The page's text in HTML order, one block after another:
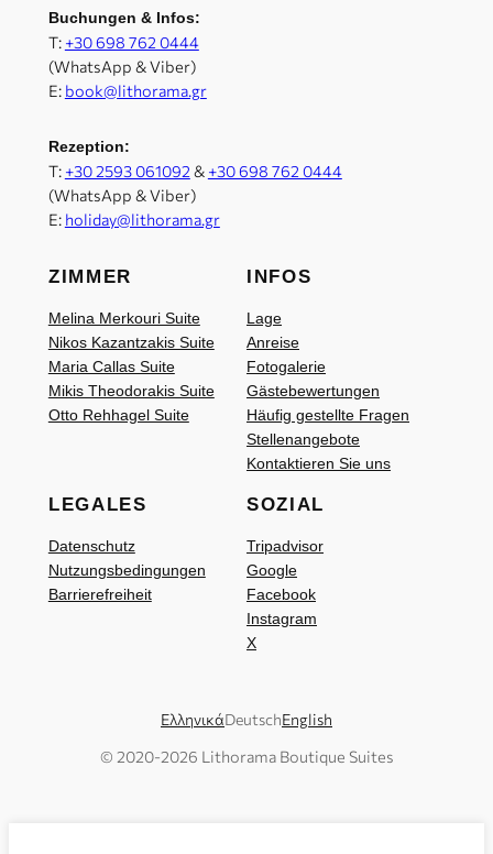
Buchungen & Infos:
Τ: +30 698 762 0444
(WhatsApp & Viber)
E: book@lithorama.gr
Rezeption:
Τ: +30 2593 061092 & +30 698 762 0444
(WhatsApp & Viber)
E: holiday@lithorama.gr
ZIMMER
Melina Merkouri Suite
Nikos Kazantzakis Suite
Maria Callas Suite
Mikis Theodorakis Suite
Otto Rehhagel Suite
INFOS
Lage
Anreise
Fotogalerie
Gästebewertungen
Häufig gestellte Fragen
Stellenangebote
Kontaktieren Sie uns
LEGALES
Datenschutz
Nutzungsbedingungen
Barrierefreiheit
SOZIAL
Tripadvisor
Google
Facebook
Instagram
X
ΕλληνικάDeutschEnglish
© 2020-2026 Lithorama Boutique Suites